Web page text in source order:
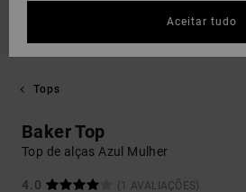
Tops
Baker Top
Top de alças Azul Mulher
4.0
(1 AVALIAÇÕES)
Aceitar tudo